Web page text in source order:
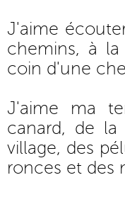
J'aime
chemins, à
coin d'une
J'aime ma
canard, de
village, des
ronces et des